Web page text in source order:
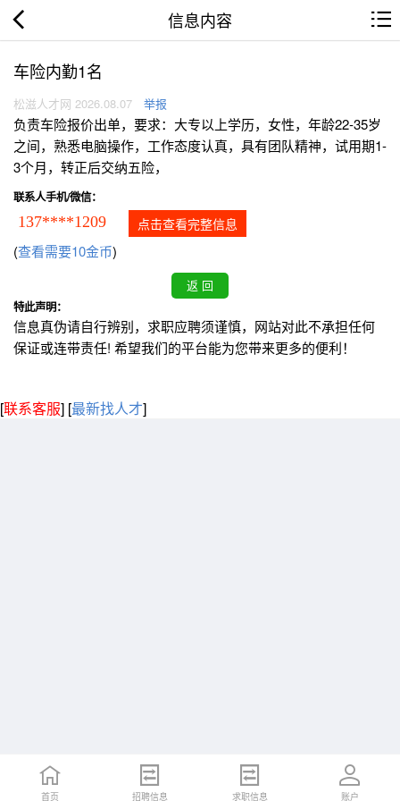
信息内容
车险内勤1名
松滋人才网 2026.08.07 举报
负责车险报价出单，要求：大专以上学历，女性，年龄22-35岁
之间，熟悉电脑操作，工作态度认真，具有团队精神，试用期1-
3个月，转正后交纳五险，
联系人手机/微信：
137****1209 点击查看完整信息
(查看需要10金币)
特此声明：
信息真伪请自行辨别，求职应聘须谨慎，网站对此不承担任何
保证或连带责任! 希望我们的平台能为您带来更多的便利！
[联系客服] [最新找人才]
首页 招聘信息 求职信息 账户